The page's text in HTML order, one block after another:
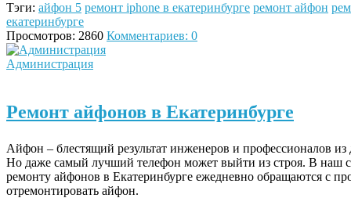
Тэги: айфон 5 ремонт iphone в екатеринбурге ремонт айфон
екатеринбурге
Просмотров: 2860 Комментариев: 0
Администрация
Ремонт айфонов в Екатеринбурге
Айфон – блестящий результат инженеров и профессионалов
Но даже самый лучший телефон может выйти из строя. В наш
ремонту айфонов в Екатеринбурге ежедневно обращаются с
отремонтировать айфон.